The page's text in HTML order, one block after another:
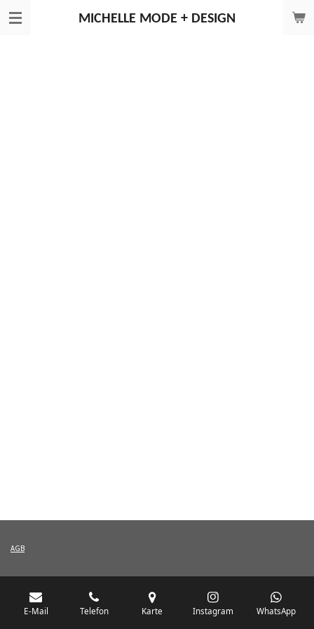
Zum
MICHELLE MODE + DESIGN
AGB
E-Mail Telefon Karte Instagram WhatsApp